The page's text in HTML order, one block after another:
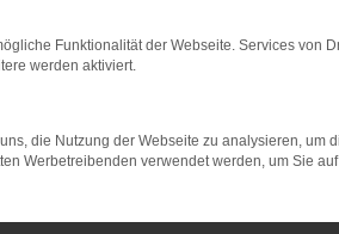
Funktionalität der Webseite. Services von
werden aktiviert.
die Nutzung der Webseite zu analysieren, um
Werbetreibenden verwendet werden, um Sie